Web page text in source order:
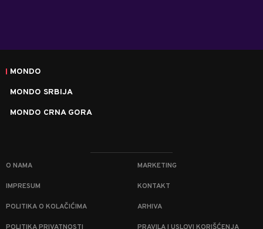
MONDO
MONDO SRBIJA
MONDO CRNA GORA
O NAMA MARKETING
IMPRESUM KONTAKT
POLITIKA O KOLAČIĆIMA ARHIVA
POLITIKA PRIVATNOSTI PRAVILA I USLOVI KORIŠĆENJA